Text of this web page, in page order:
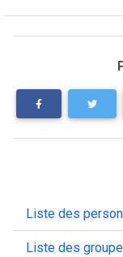
Liste des
Liste des